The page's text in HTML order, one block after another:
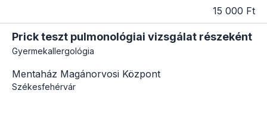
15 000 Ft
Prick teszt pulmonológiai vizsgálat részeként
Gyermekallergológia
Mentaház Magánorvosi Központ
Székesfehérvár